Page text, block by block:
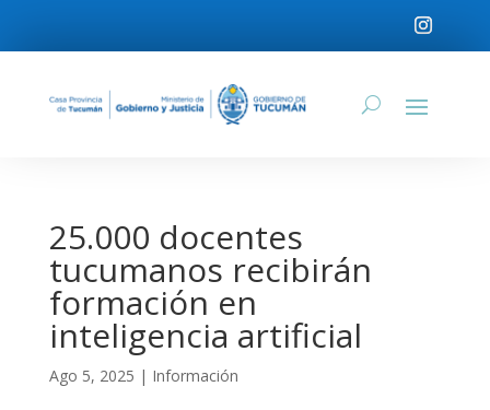
25.000 docentes
tucumanos recibirán
formación en
inteligencia artificial
Ago 5, 2025 | Información